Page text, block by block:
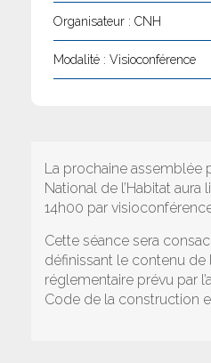
Organisateur : CNH
Modalité : Visioconférence
La prochaine assemblée
National de l’Habitat aura
14h00 par
Cette séance sera
définissant le contenu de
réglementaire prévu par
Code de la construction